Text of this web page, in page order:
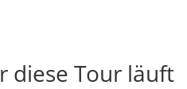
diese Tour läuft